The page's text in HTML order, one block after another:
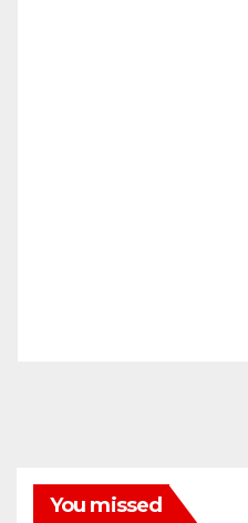
You missed